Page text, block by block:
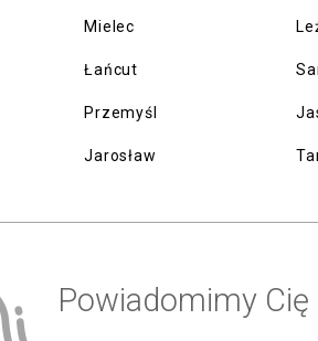
Mielec
Łańcut
Przemyśl
Jarosław
Powiadomimy Cię